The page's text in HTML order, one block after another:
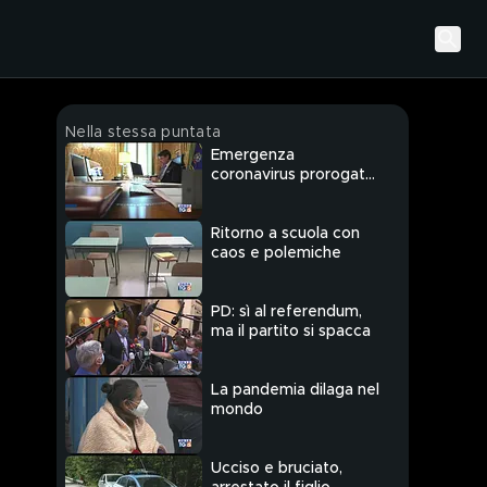
Nella stessa puntata
Emergenza
coronavirus prorogata
Ritorno a scuola con
caos e polemiche
PD: sì al referendum,
ma il partito si spacca
La pandemia dilaga nel
mondo
Ucciso e bruciato,